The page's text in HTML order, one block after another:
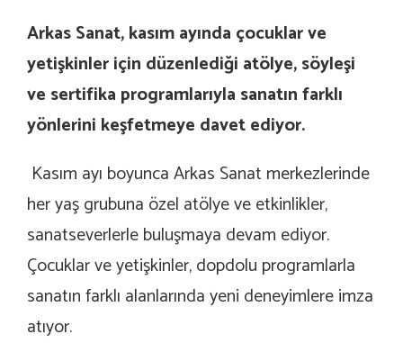
Arkas Sanat, kasım ayında çocuklar ve
yetişkinler için düzenlediği atölye, söyleşi
ve sertifika programlarıyla sanatın farklı
yönlerini keşfetmeye davet ediyor.
Kasım ayı boyunca Arkas Sanat merkezlerinde
her yaş grubuna özel atölye ve etkinlikler,
sanatseverlerle buluşmaya devam ediyor.
Çocuklar ve yetişkinler, dopdolu programlarla
sanatın farklı alanlarında yeni deneyimlere imza
atıyor.